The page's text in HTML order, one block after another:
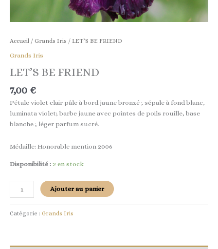
Accueil / Grands Iris / LET’S BE FRIEND
Grands Iris
LET’S BE FRIEND
7,00 €
Pétale violet clair pâle à bord jaune bronzé ; sépale à fond blanc,
luminata violet; barbe jaune avec pointes de poils rouille, base
blanche ; léger parfum sucré.
Médaille: Honorable mention 2006
Disponibilité : 2 en stock
Ajouter au panier
Catégorie : Grands Iris